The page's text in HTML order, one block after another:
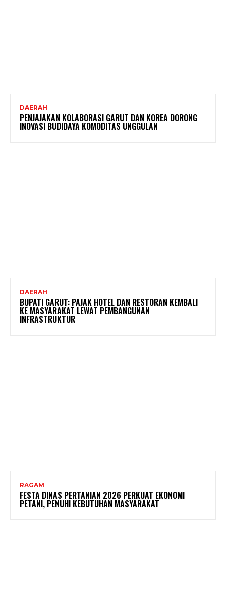
DAERAH
PENJAJAKAN KOLABORASI GARUT DAN KOREA DORONG
INOVASI BUDIDAYA KOMODITAS UNGGULAN
DAERAH
BUPATI GARUT: PAJAK HOTEL DAN RESTORAN KEMBALI
KE MASYARAKAT LEWAT PEMBANGUNAN
INFRASTRUKTUR
RAGAM
FESTA DINAS PERTANIAN 2026 PERKUAT EKONOMI
PETANI, PENUHI KEBUTUHAN MASYARAKAT